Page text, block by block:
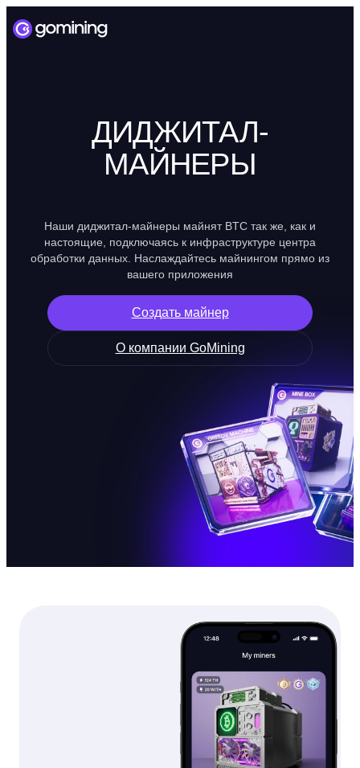
ДИДЖИТАЛ-
МАЙНЕРЫ
Наши диджитал-майнеры майнят BTC так же, как и
настоящие, подключаясь к инфраструктуре центра
обработки данных. Наслаждайтесь майнингом прямо из
вашего приложения
Создать майнер
О компании GoMining